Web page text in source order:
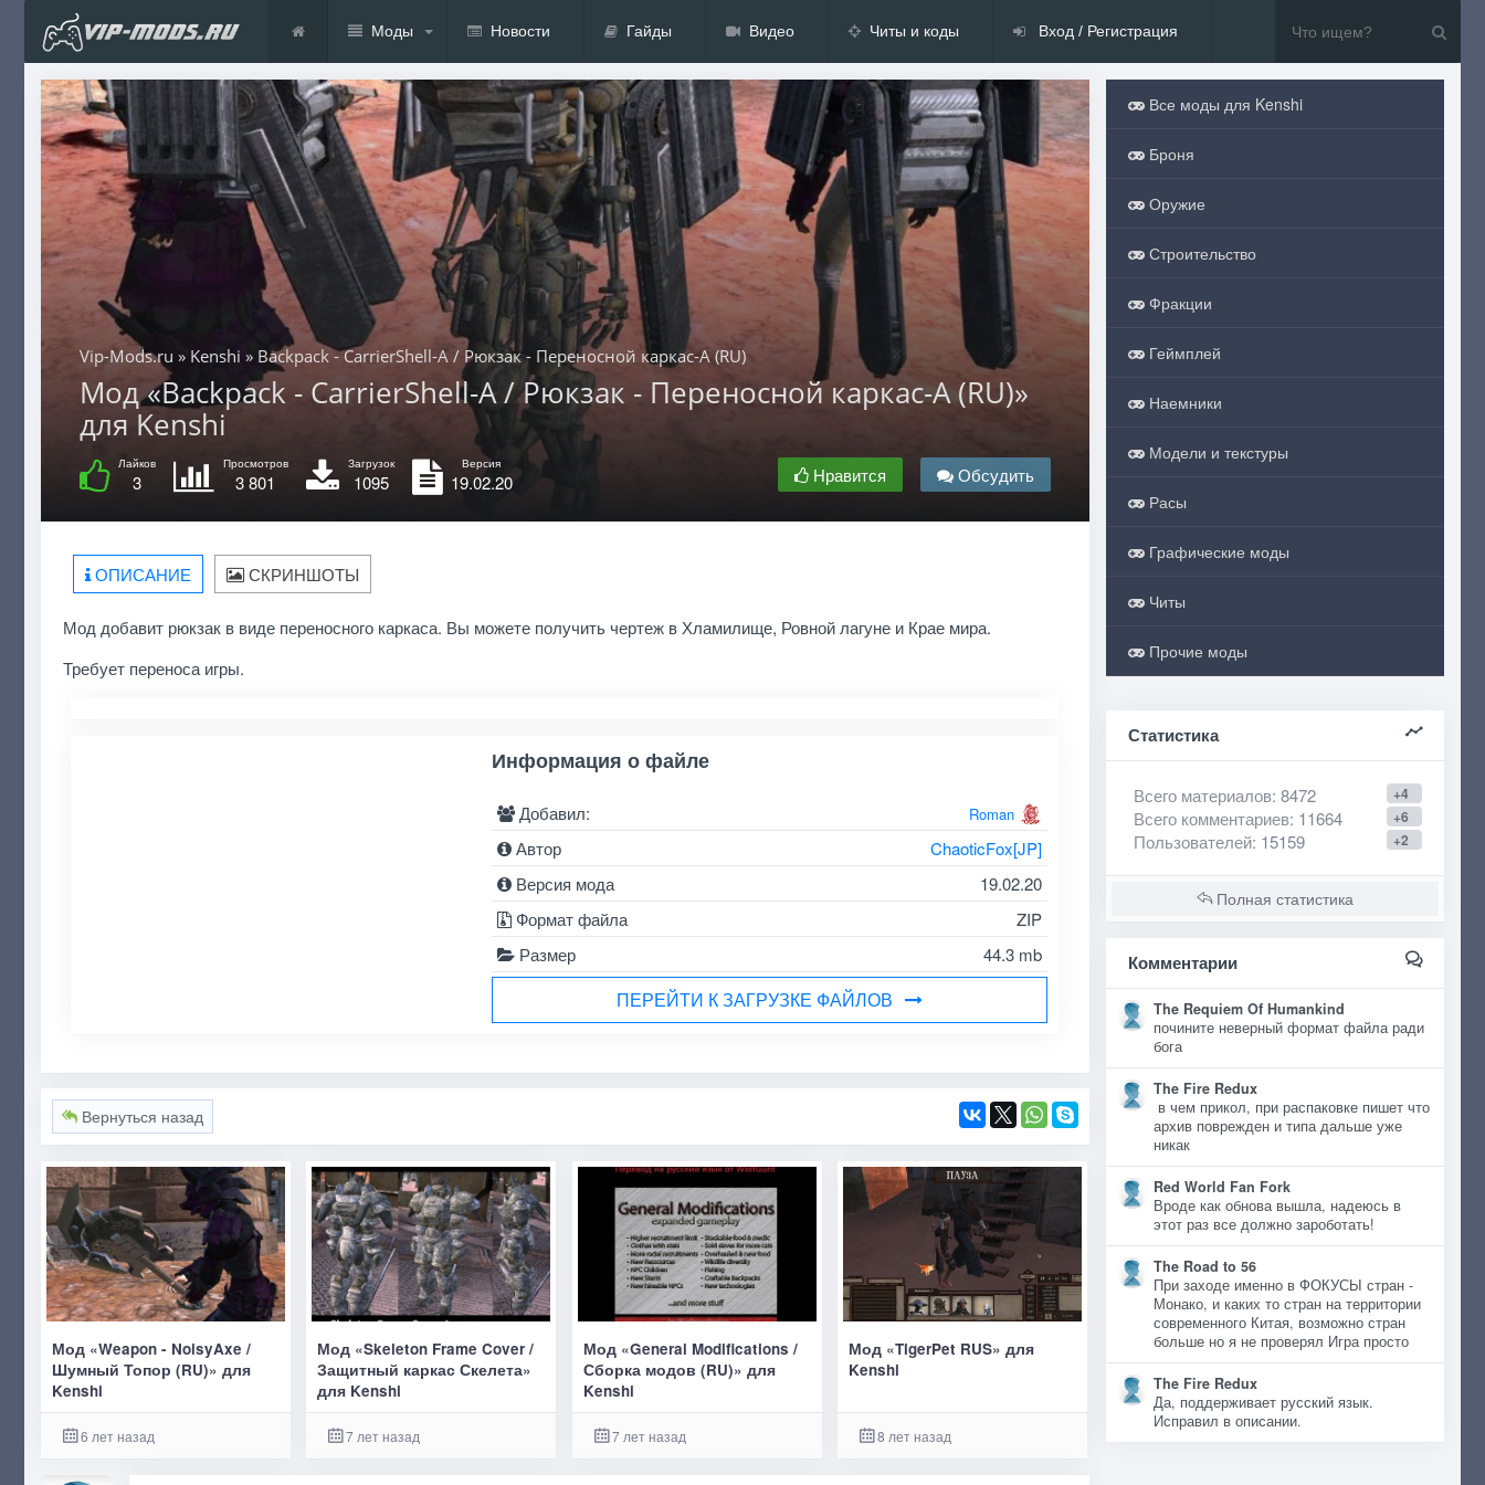
Моды Новости Гайды Видео Читы и коды Вход / Регистрация
Vip-Mods.ru » Kenshi » Backpack - CarrierShell-A / Рюкзак - Переносной каркас-А (RU)
Мод «Backpack - CarrierShell-A / Рюкзак - Переносной каркас-А (RU)»
для Kenshi
Лайков
3
Просмотров
3 801
Загрузок
1095
Версия
19.02.20 Нравится Обсудить
ОПИСАНИЕ СКРИНШОТЫ
Мод добавит рюкзак в виде переносного каркаса. Вы можете получить чертеж в Хламилище, Ровной лагуне и Крае мира.
Требует переноса игры.
Информация о файле
Добавил: Roman
Автор
ChaoticFox[JP]
Версия мода
19.02.20
Формат файла
ZIP
Размер
44.3 mb
ПЕРЕЙТИ К ЗАГРУЗКЕ ФАЙЛОВ
Вернуться назад
Мод «Weapon - NoisyAxe /
Шумный Топор (RU)» для
Kenshi
6 лет назад
Мод «Skeleton Frame Cover /
Защитный каркас Скелета»
для Kenshi
7 лет назад
Мод «General Modifications /
Сборка модов (RU)» для
Kenshi
7 лет назад
Мод «TigerPet RUS» для
Kenshi
8 лет назад
Все моды для Kenshi
Броня
Оружие
Строительство
Фракции
Геймплей
Наемники
Модели и текстуры
Расы
Графические моды
Читы
Прочие моды
Статистика
+4
Всего материалов: 8472
+6
Всего комментариев: 11664
+2
Пользователей: 15159
Полная статистика
Комментарии
The Requiem Of Humankind
почините неверный формат файла ради
бога
The Fire Redux
в чем прикол, при распаковке пишет что
архив поврежден и типа дальше уже
никак
Red World Fan Fork
Вроде как обнова вышла, надеюсь в
этот раз все должно зароботать!
The Road to 56
При заходе именно в ФОКУСЫ стран -
Монако, и каких то стран на территории
современного Китая, возможно стран
больше но я не проверял Игра просто
The Fire Redux
Да, поддерживает русский язык.
Исправил в описании.